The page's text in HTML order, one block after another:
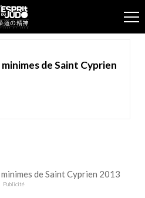
de Saint Cyprien
Publicité